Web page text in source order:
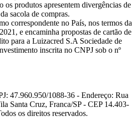
os produtos apresentem divergências de
sacola de compras.
correspondente no País, nos termos da
e encaminha propostas de cartão de
para a Luizacred S.A Sociedade de
inscrita no CNPJ sob o nº
47.960.950/1088-36 - Endereço: Rua
Santa Cruz, Franca/SP - CEP 14.403-
os direitos reservados.